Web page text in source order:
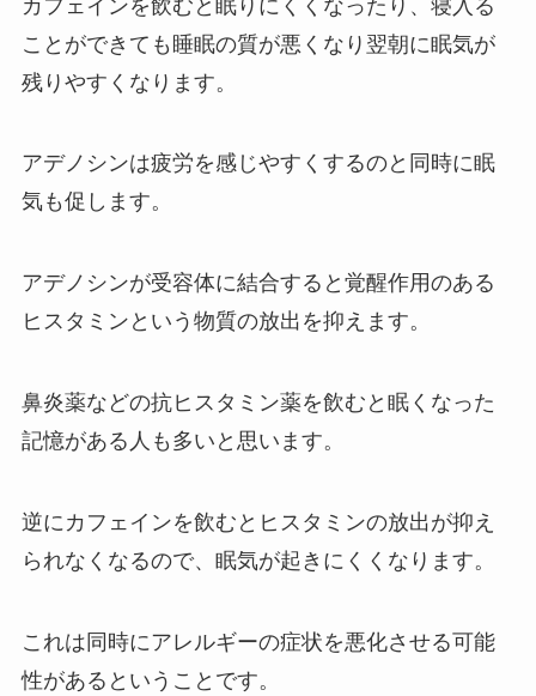
カフェインを飲むと眠りにくくなったり、寝入る
ことができても睡眠の質が悪くなり翌朝に眠気が
残りやすくなります。
アデノシンは疲労を感じやすくするのと同時に眠
気も促します。
アデノシンが受容体に結合すると覚醒作用のある
ヒスタミンという物質の放出を抑えます。
鼻炎薬などの抗ヒスタミン薬を飲むと眠くなった
記憶がある人も多いと思います。
逆にカフェインを飲むとヒスタミンの放出が抑え
られなくなるので、眠気が起きにくくなります。
これは同時にアレルギーの症状を悪化させる可能
性があるということです。